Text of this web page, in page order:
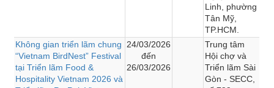
Linh, phường
Tân Mỹ,
TP.HCM.
Không gian triển lãm chung
“Vietnam BirdNest” Festival
tại Triển lãm Food &
Hospitality Vietnam 2026 và
24/03/2026
đến
26/03/2026
Trung tâm
Hội chợ và
Triển lãm Sài
Gòn - SECC,